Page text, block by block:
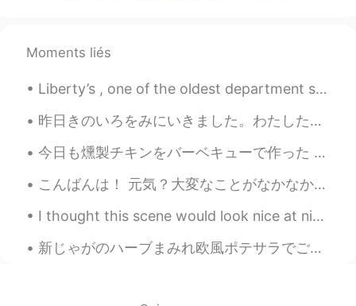
週末 に僕は音楽を聴いて、ゲームをし
EN JP
@さとうซาโต้Sato佐藤사도なるほど！🤔
いつもと同じ、でもいつも楽しいって、本
Moments liés
Liberty’s , one of the oldest department stores in the city of london’s west end! It opened in 18...
昨日きのいろをみにいきました。わたしたち Rigaudというまちのちいさいやまにいきました。いえから一時かんでした。めちゃきれいでした！ *slowly learning kanjis* Ki...
今日も燻製チキンをバーベキューで作った Today I made some smoked barbecue chicken again 今回違うウッドチップを使ったので、弱くて甘い味がかけた ...
こんばんは！ 元気？大変なことがなかなか続くけど、みんな頑張ろうね❤️🇯🇵🌍 ね、今日の夕方にストレス溜まってて散歩してくるって決めた。主な道じゃなくて、住宅街を通って歩いてた。少し歩いたら道...
I thought this scene would look nice at night after I painted sunset recently, but I think the mo...
新じゃがのハーブまみれ欧風ポテサラでごぜぇまーす！ はい！ポテサラといえば、マヨネーズのイメージが強いかもですな。特にアメリカ料理なら、なんちゃらサラダは大体そのなんちゃらプラスマヨネーズですな...